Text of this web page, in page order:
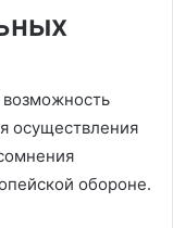
осуществления
обороне.